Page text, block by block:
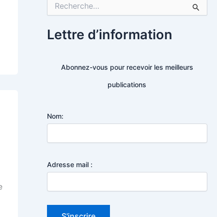
:
rh
e
Lettre d’information
Abonnez-vous pour recevoir les meilleurs
publications
Nom:
Adresse mail :